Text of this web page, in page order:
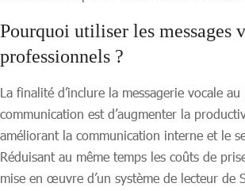
Pourquoi utiliser les messages
professionnels ?
La finalité d’inclure la messagerie vocale au
communication est d’augmenter la
améliorant la communication interne et le
Réduisant au même temps les coûts de
mise en œuvre d’un système de lecteur de